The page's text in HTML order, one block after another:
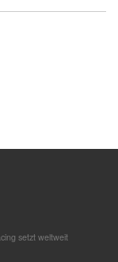
setzt weltweit